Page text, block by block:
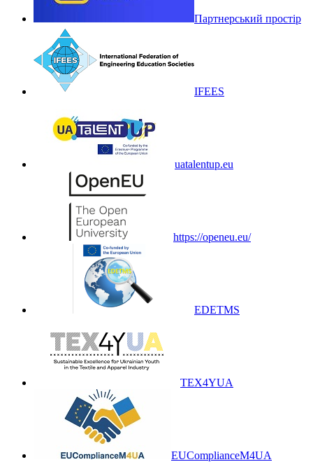
Партнерський простір
IFEES
uatalentup.eu
https://openeu.eu/
EDETMS
TEX4YUA
EUComplianceM4UA